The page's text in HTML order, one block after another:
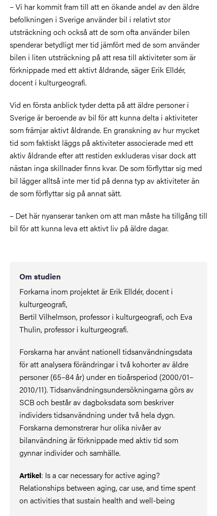
– Vi har kommit fram till att en ökande andel av den äldre
befolkningen i Sverige använder bil i relativt stor
utsträckning och också att de som ofta använder bilen
spenderar betydligt mer tid jämfört med de som använder
bilen i liten utsträckning på att resa till aktiviteter som är
förknippade med ett aktivt åldrande, säger Erik Elldér,
docent i kulturgeografi.
Vid en första anblick tyder detta på att äldre personer i
Sverige är beroende av bil för att kunna delta i aktiviteter
som främjar aktivt åldrande. En granskning av hur mycket
tid som faktiskt läggs på aktiviteter associerade med ett
aktiv åldrande efter att restiden exkluderas visar dock att
nästan inga skillnader finns kvar. De som förflyttar sig med
bil lägger alltså inte mer tid på denna typ av aktiviteter än
de som förflyttar sig på annat sätt.
– Det här nyanserar tanken om att man måste ha tillgång till
bil för att kunna leva ett aktivt liv på äldre dagar.
Om studien
Forkarna inom projektet är Erik Elldér, docent i
kulturgeografi,
Bertil Vilhelmson, professor i kulturgeografi, och Eva
Thulin, professor i kulturgeografi.
Forskarna har använt nationell tidsanvändningsdata
för att analysera förändringar i två kohorter av äldre
personer (65–84 år) under en tioårsperiod (2000/01–
2010/11). Tidsanvändningsundersökningarna görs av
SCB och består av dagboksdata som beskriver
individers tidsanvändning under två hela dygn.
Forskarna demonstrerar hur olika nivåer av
bilanvändning är förknippade med aktiv tid som
gynnar individer och samhälle.
Artikel: Is a car necessary for active aging?
Relationships between aging, car use, and time spent
on activities that sustain health and well-being